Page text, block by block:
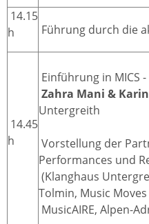
14.15
h
Führung durch die
14.45
h
Einführung in MICS
Zahra Mani &
Untergreith
Vorstellung der
Performances und
(Klanghaus
Tolmin, Music
MusicAIRE, Alpen-